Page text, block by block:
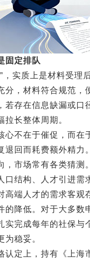
固定排队
实质上是材料受理
分，材料符合规范，
若存在信息缺漏或口
拉长整体周期。
不在于催促，而在
退回而耗费额外精力。
市场常有各类猜测
口结构、人才引进需
高端人才的需求客观
的降低。对于大多数
实完成每年的社保与
为稳妥。
定上，持有《上海